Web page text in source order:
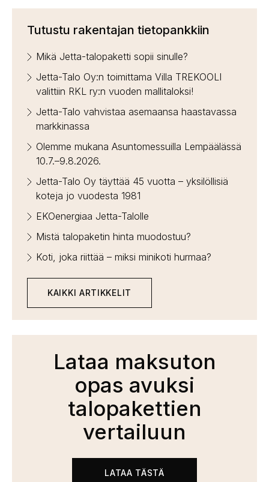
Tutustu rakentajan tietopankkiin
Mikä Jetta-talopaketti sopii sinulle?
Jetta-Talo Oy:n toimittama Villa TREKOOLI
valittiin RKL ry:n vuoden mallitaloksi!
Jetta-Talo vahvistaa asemaansa haastavassa
markkinassa
Olemme mukana Asuntomessuilla Lempäälässä
10.7.–9.8.2026.
Jetta-Talo Oy täyttää 45 vuotta – yksilöllisiä
koteja jo vuodesta 1981
EKOenergiaa Jetta-Talolle
Mistä talopaketin hinta muodostuu?
Koti, joka riittää – miksi minikoti hurmaa?
KAIKKI ARTIKKELIT
Lataa maksuton
opas avuksi
talopakettien
vertailuun
LATAA TÄSTÄ